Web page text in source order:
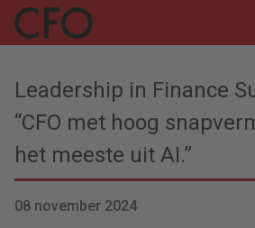
Leadership in Finance
“CFO met hoog
het meeste uit AI.”
08 november 2024